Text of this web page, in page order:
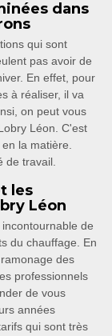
dans
qui sont
pas avoir de
En effet, pour
à réaliser, il va
on peut vous
Léon. C'est
la matière.
de travail.
les
Léon
de
du chauffage. En
des
professionnels
de vous
années
qui sont très